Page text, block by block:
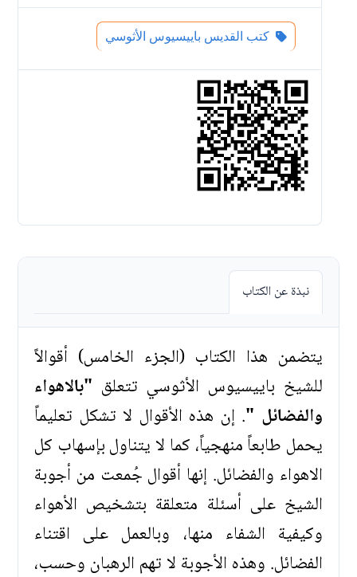
كتب القديس باييسيوس الأثوسي
نبذة عن الكتاب
يتضمن هذا الكتاب (الجزء الخامس) أقوالاً
للشيخ باييسيوس الأثوسي تتعلق "بالاهواء
والفضائل ". إن هذه الأقوال لا تشكل تعليماً
يحمل طابعاً منهجياً، كما لا يتناول بإسهاب كل
الاهواء والفضائل. إنها أقوال جُمعت من أجوبة
الشيخ على أسئلة متعلقة بتشخيص الأهواء
وكيفية الشفاء منها، وبالعمل على اقتناء
الفضائل. وهذه الأجوبة لا تهم الرهبان وحسب،